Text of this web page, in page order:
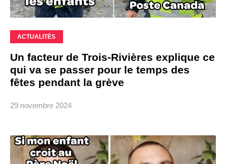
ACTUALITÉS
Un facteur de Trois-Rivières explique ce
qui va se passer pour le temps des
fêtes pendant la grève
29 novembre 2024